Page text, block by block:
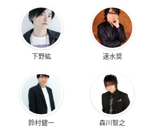
下野紘 速水奨
鈴村健一 森川智之